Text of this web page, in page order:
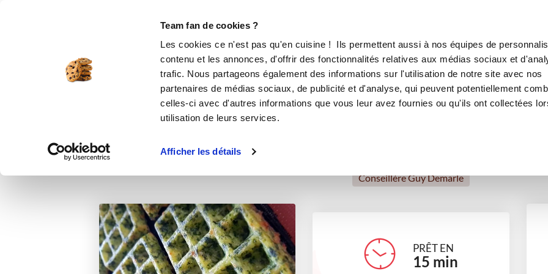
Team fan de cookies ?
Les cookies ce n'est pas qu'en cuisine ! Ils permettent aussi à nos équipes de
contenu et les annonces, d'offrir des fonctionnalités relatives aux médias sociaux et
trafic. Nous partageons également des informations sur l'utilisation de notre site avec nos
partenaires de médias sociaux, de publicité et d'analyse, qui peuvent potentiellement
celles-ci avec d'autres informations que vous leur avez fournies ou qu'ils ont collectées
utilisation de leurs services.
Afficher les détails
GAUFRES EPINARDS POMMES DE
cakes et quiches salés Sans lactose Végétarien Petits gourmands
Conseillère Guy Demarle
PRÊT EN
15 min